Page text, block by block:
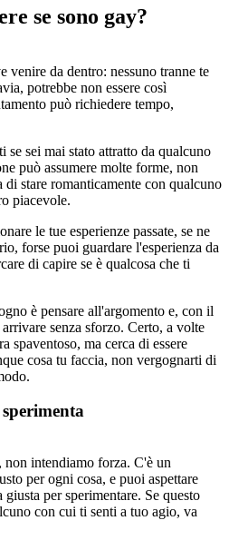
se sono gay?
venire da dentro: nessuno tranne te
potrebbe non essere così
può richiedere tempo,
se sei mai stato attratto da qualcuno
può assumere molte forme, non
di stare romanticamente con qualcuno
piacevole.
le tue esperienze passate, se ne
forse puoi guardare l'esperienza da
di capire se è qualcosa che ti
è pensare all'argomento e, con il
senza sforzo. Certo, a volte
spaventoso, ma cerca di essere
cosa tu faccia, non vergognarti di
intendiamo forza. C'è un
per ogni cosa, e puoi aspettare
per sperimentare. Se questo
con cui ti senti a tuo agio, va